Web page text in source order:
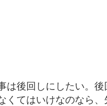
は後回しにしたい。
くてはいけなのなら